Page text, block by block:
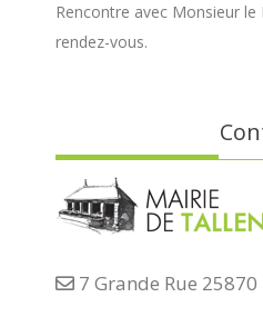
Rencontre avec Monsieur
rendez-vous.
7 Grande Rue